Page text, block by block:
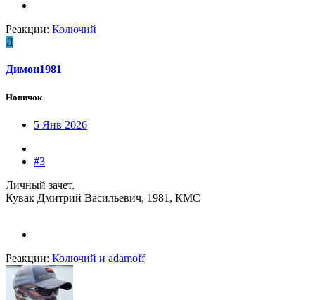
Реакции: Колючий
Д
Димон1981
Новичок
5 Янв 2026
#3
Личный зачет.
Кувак Дмитрий Васильевич, 1981, КМС
Реакции: Колючий и adamoff